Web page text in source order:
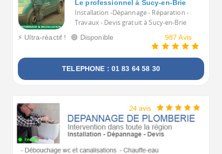
Le professionnel à Sucy-en-Brie
Installation -Dépannage - Réparation -
Travaux - Devis gratuit à Sucy-en-Brie
⚡ Ultra-réactif ! 🟢 Disponible 987 Avis
TELEPHONE : 01 83 64 58 30